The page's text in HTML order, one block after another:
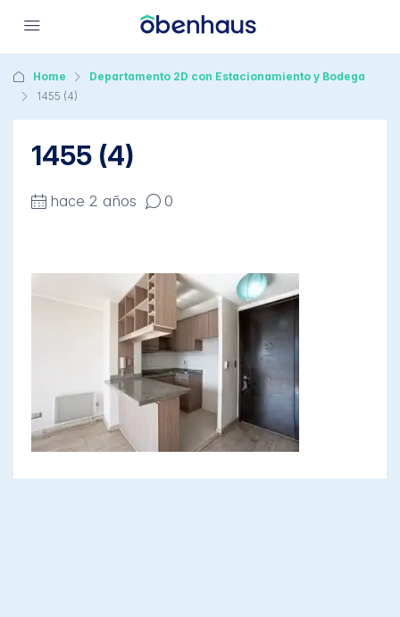
Home
Departamento 2D con Estacionamiento y Bodega
1455 (4)
1455 (4)
hace 2 años 0